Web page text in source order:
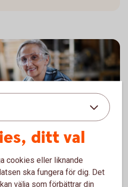
ditt val
cookies eller liknande
ska fungera för dig. Det
välja som förbättrar din